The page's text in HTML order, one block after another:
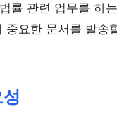
률 관련 업무를 하
중요한 문서를 발